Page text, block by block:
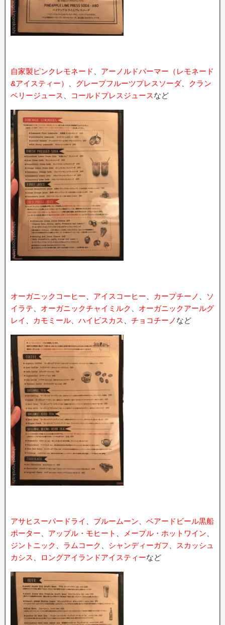
自家製ピンクレモネード
アーノルドパーマー（レモネード
&アイスティー）
グレープフルーツプレスソーダ、 クラン
ベリージュース
コールドプレスジュースなど
オーガニックコーヒー アイスコーヒー カープチーノ
ソ
イラテ
オーガニックチャイミルク
オーガニックアールグ
レイ
カモミール ハイビスカス チョコチーノ など
アサヒスーパードライ ブルームーン
ベアードビール黒船
ポーター
アップル・モヒート メープル・ホットワイン
ジントニック
ラムコーク シャンディーガフ
スカッシュ
カシス
ロングアイランドアイスティーなど